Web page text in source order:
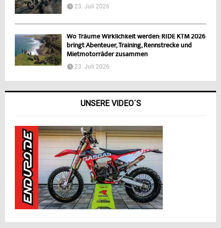
23. Juli 2026
Wo Träume Wirklichkeit werden: RIDE KTM 2026
bringt Abenteuer, Training, Rennstrecke und
Mietmotorräder zusammen
23. Juli 2026
UNSERE VIDEO´S